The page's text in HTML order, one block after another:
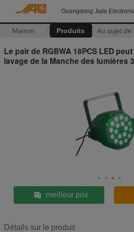
Guangdong Jiale
Maison Produits Au sujet de
Le pair de RGBWA 18PCS LED
lavage de la Manche des lumières
meilleur prix
Détails sur le produit